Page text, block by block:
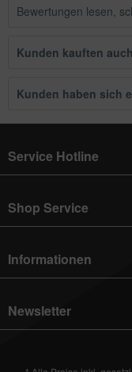
Bewertungen lesen,
Kunden kauften auch
Kunden haben sich
Service Hotline
Shop Service
Informationen
Newsletter